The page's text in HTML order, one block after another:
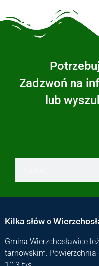
Zadzwoń na
lub
Kilka słów o
Gmina Wierzchosławice
tarnowskim. Powierzchnia